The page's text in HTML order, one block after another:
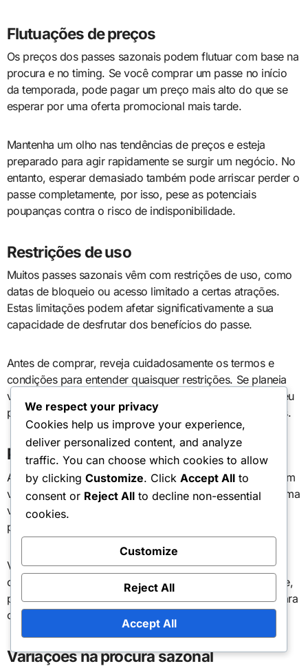
Flutuações de preços
Os preços dos passes sazonais podem flutuar com base na
procura e no timing. Se você comprar um passe no início
da temporada, pode pagar um preço mais alto do que se
esperar por uma oferta promocional mais tarde.
Mantenha um olho nas tendências de preços e esteja
preparado para agir rapidamente se surgir um negócio. No
entanto, esperar demasiado também pode arriscar perder o
passe completamente, por isso, pese as potenciais
poupanças contra o risco de indisponibilidade.
Restrições de uso
Muitos passes sazonais vêm com restrições de uso, como
datas de bloqueio ou acesso limitado a certas atrações.
Estas limitações podem afetar significativamente a sua
capacidade de desfrutar dos benefícios do passe.
Antes de comprar, reveja cuidadosamente os termos e
condições para entender quaisquer restrições. Se planeia
visitar durante períodos de pico, assegure-se de que o seu
passe permite acesso nessas datas para evitar desilusões.
Políticas de cancelamento
As políticas de cancelamento para passes sazonais podem
variar amplamente, e muitos não permitem reembolsos uma
vez comprados. Isso pode levar a frustrações se os seus
planos mudarem inesperadamente.
Verifique sempre a política de cancelamento antes de
comprar. Se você acha que pode precisar de flexibilidade,
procure passes que ofereçam um período de carência para
cancelamentos ou alterações aos seus planos.
Variações na procura sazonal
We respect your privacy
Cookies help us improve your experience,
deliver personalized content, and analyze
traffic. You can choose which cookies to allow
by clicking Customize. Click Accept All to
consent or Reject All to decline non-essential
cookies.
Customize
Reject All
Accept All